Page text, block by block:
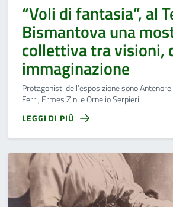
“Voli di fantasia”, al
Bismantova una
collettiva tra visioni,
immaginazione
Protagonisti dell’esposizione sono
Ferri, Ermes Zini e Ornelio Serpieri
LEGGI DI PIÙ